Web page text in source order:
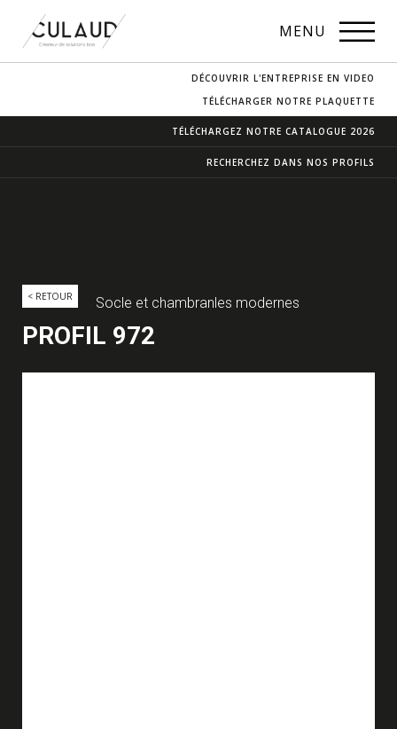
MENU
CONTACT & ACCÈS
DÉCOUVRIR L'ENTREPRISE EN VIDEO
TÉLÉCHARGER NOTRE PLAQUETTE
TÉLÉCHARGEZ NOTRE CATALOGUE 2026
RECHERCHEZ DANS NOS PROFILS
< RETOUR Socle et chambranles modernes
PROFIL 972